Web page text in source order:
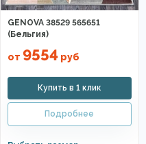
GENOVA 38529 565651
(Бельгия)
от 9554руб